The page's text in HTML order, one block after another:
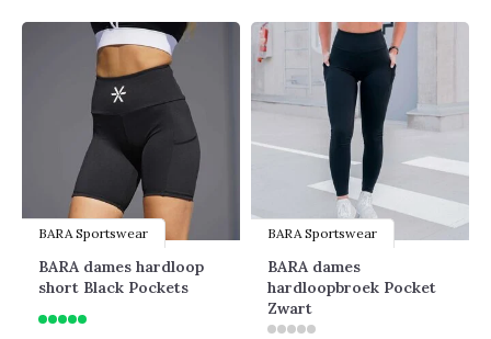
BARA Sportswear
BARA dames hardloop
short Black Pockets
BARA Sportswear
BARA dames
hardloopbroek Pocket
Zwart